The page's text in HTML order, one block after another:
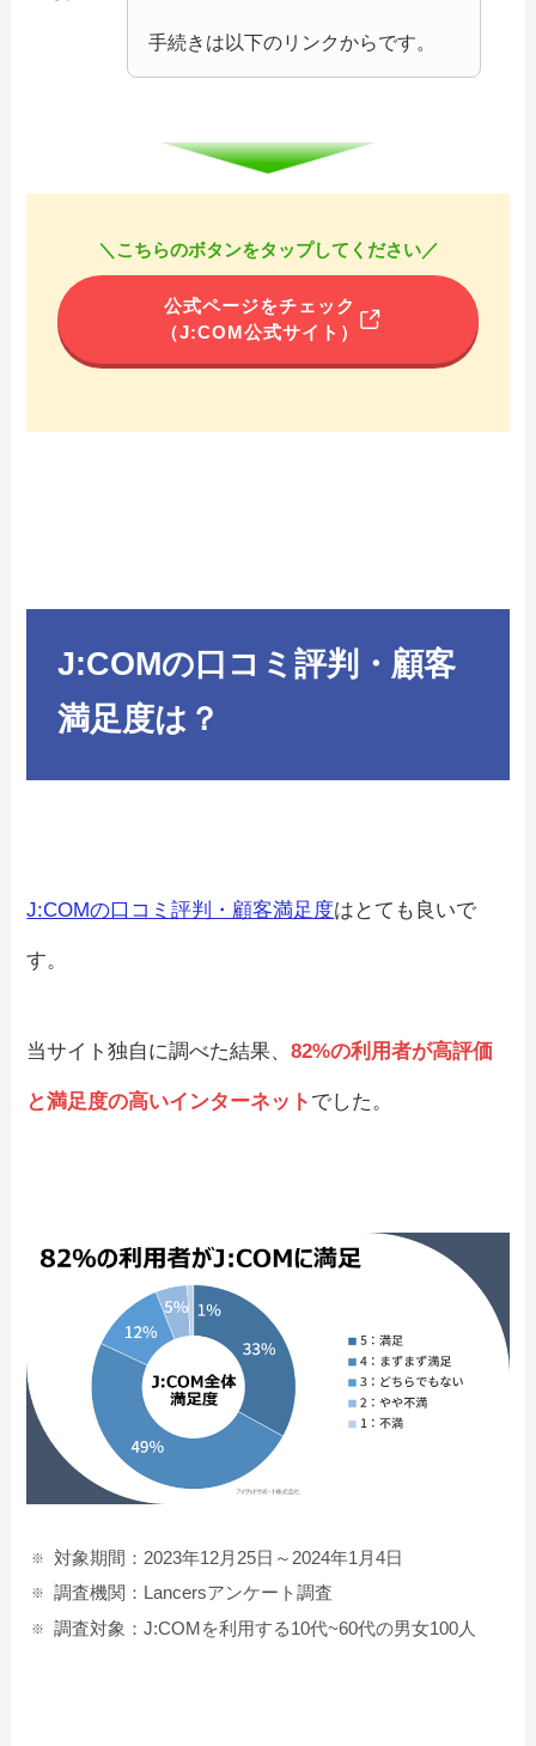
手続きは以下のリンクからです。
＼こちらのボタンをタップしてください／
公式ページをチェック
（J:COM公式サイト）
J:COMの口コミ評判・顧客
満足度は？
J:COMの口コミ評判・顧客満足度はとても良いで
す。
当サイト独自に調べた結果、82%の利用者が高評価
と満足度の高いインターネット でした。
対象期間：2023年12月25日～2024年1月4日
調査機関：Lancersアンケート調査
調査対象：J:COMを利用する10代~60代の男女100人